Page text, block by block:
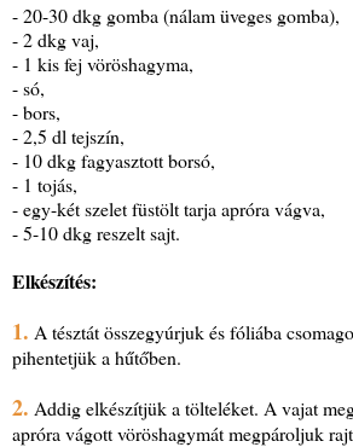
- 20-30 dkg gomba (nálam üveges gomba),
- 2 dkg vaj,
- 1 kis fej vöröshagyma,
- só,
- bors,
- 2,5 dl tejszín,
- 10 dkg fagyasztott borsó,
- 1 tojás,
- egy-két szelet füstölt tarja apróra vágva,
- 5-10 dkg reszelt sajt.
Elkészítés:
1. A tésztát összegyúrjuk és fóliába
pihentetjük a hűtőben.
2. Addig elkészítjük a tölteléket. A vajat
apróra vágott vöröshagymát megpároljuk